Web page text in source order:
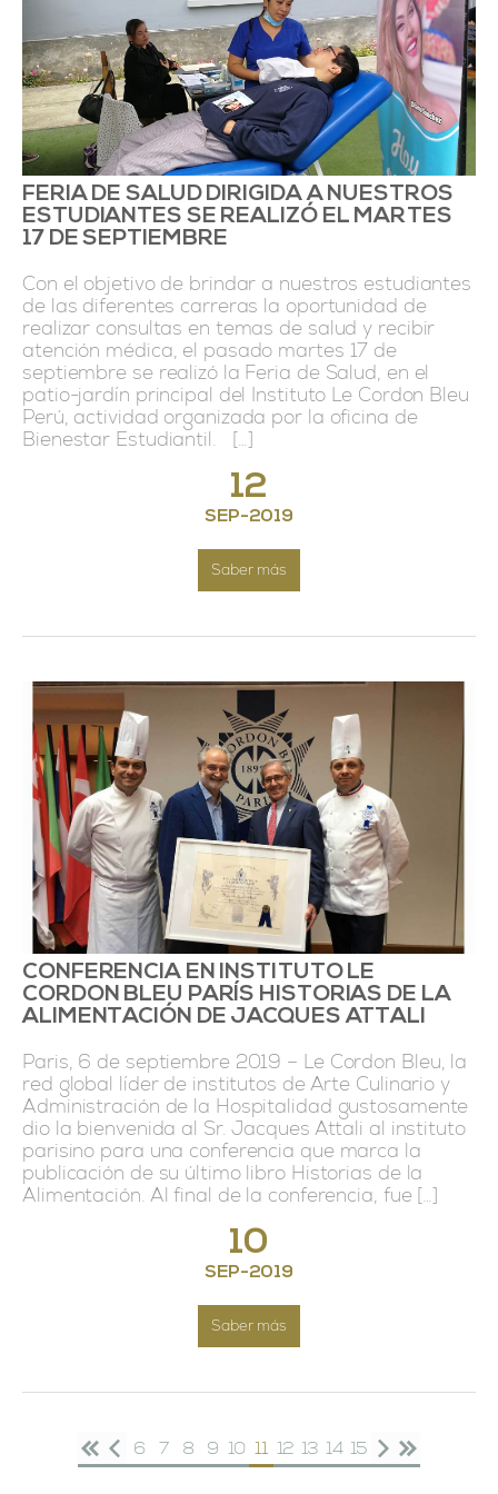
12
SEP-2019
Saber más
FERIA DE SALUD DIRIGIDA A NUESTROS
ESTUDIANTES SE REALIZÓ EL MARTES
17 DE SEPTIEMBRE
Con el objetivo de brindar a nuestros estudiantes
de las diferentes carreras la oportunidad de
realizar consultas en temas de salud y recibir
atención médica, el pasado martes 17 de
septiembre se realizó la Feria de Salud, en el
patio-jardín principal del Instituto Le Cordon Bleu
Perú, actividad organizada por la oficina de
Bienestar Estudiantil. […]
10
SEP-2019
Saber más
CONFERENCIA EN INSTITUTO LE
CORDON BLEU PARÍS HISTORIAS DE LA
ALIMENTACIÓN DE JACQUES ATTALI
Paris, 6 de septiembre 2019 – Le Cordon Bleu, la
red global líder de institutos de Arte Culinario y
Administración de la Hospitalidad gustosamente
dio la bienvenida al Sr. Jacques Attali al instituto
parisino para una conferencia que marca la
publicación de su último libro Historias de la
Alimentación. Al final de la conferencia, fue […]
6 7 8 9 10 11 12 13 14 15